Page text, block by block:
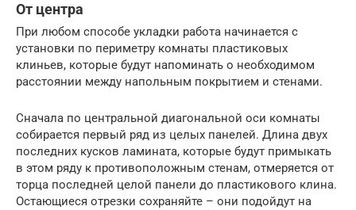
От центра
При любом способе укладки работа начинается с
установки по периметру комнаты пластиковых
клиньев, которые будут напоминать о необходимом
расстоянии между напольным покрытием и стенами.
Сначала по центральной диагональной оси комнаты
собирается первый ряд из целых панелей. Длина двух
последних кусков ламината, которые будут примыкать
в этом ряду к противоположным стенам, отмеряется от
торца последней целой панели до пластикового клина.
Остающиеся отрезки сохраняйте – они подойдут на